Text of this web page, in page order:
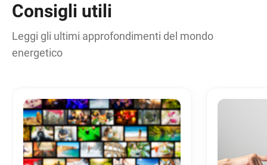
Consigli utili
Leggi gli ultimi approfondimenti del mondo
energetico